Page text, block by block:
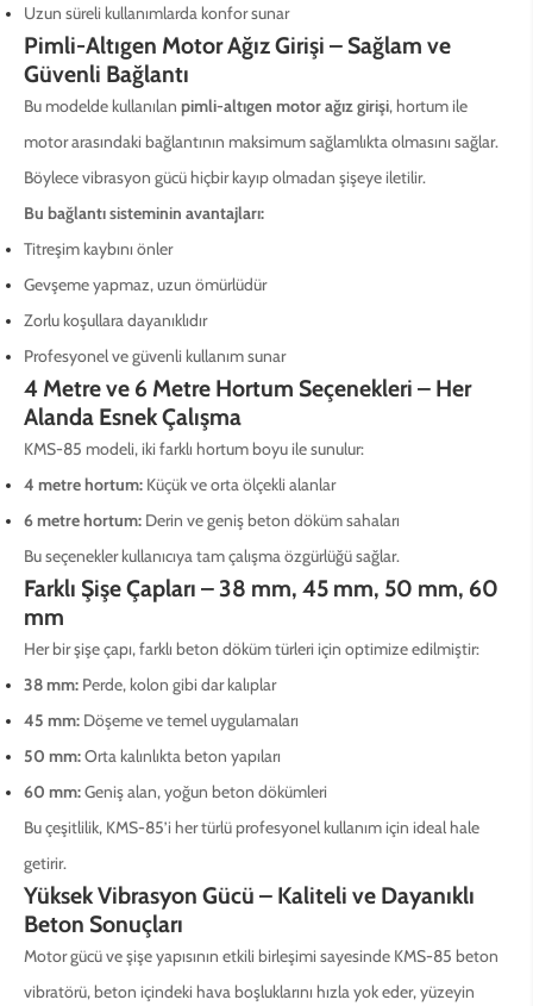
Uzun süreli kullanımlarda konfor sunar
Pimli-Altıgen Motor Ağız Girişi – Sağlam ve
Güvenli Bağlantı
Bu modelde kullanılan pimli-altıgen motor ağız girişi, hortum ile
motor arasındaki bağlantının maksimum sağlamlıkta olmasını sağlar.
Böylece vibrasyon gücü hiçbir kayıp olmadan şişeye iletilir.
Bu bağlantı sisteminin avantajları:
Titreşim kaybını önler
Gevşeme yapmaz, uzun ömürlüdür
Zorlu koşullara dayanıklıdır
Profesyonel ve güvenli kullanım sunar
4 Metre ve 6 Metre Hortum Seçenekleri – Her
Alanda Esnek Çalışma
KMS-85 modeli, iki farklı hortum boyu ile sunulur:
4 metre hortum: Küçük ve orta ölçekli alanlar
6 metre hortum: Derin ve geniş beton döküm sahaları
Bu seçenekler kullanıcıya tam çalışma özgürlüğü sağlar.
Farklı Şişe Çapları – 38 mm, 45 mm, 50 mm, 60
mm
Her bir şişe çapı, farklı beton döküm türleri için optimize edilmiştir:
38 mm: Perde, kolon gibi dar kalıplar
45 mm: Döşeme ve temel uygulamaları
50 mm:Orta kalınlıkta beton yapıları
60 mm:Geniş alan, yoğun beton dökümleri
Bu çeşitlilik, KMS-85’i her türlü profesyonel kullanım için ideal hale
getirir.
Yüksek Vibrasyon Gücü – Kaliteli ve Dayanıklı
Beton Sonuçları
Motor gücü ve şişe yapısının etkili birleşimi sayesinde KMS-85 beton
vibratörü, beton içindeki hava boşluklarını hızla yok eder, yüzeyin